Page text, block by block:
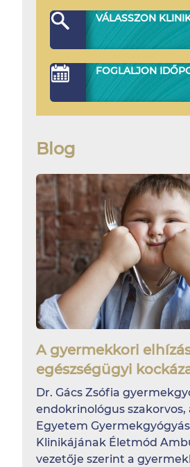
VÁLASSZON
FOGLALJON
Blog
A gyermekkori
egészségügyi
Dr. Gács Zsófia
endokrinológus szakorvos,
Egyetem
Klinikájának Életmód
vezetője szerint a